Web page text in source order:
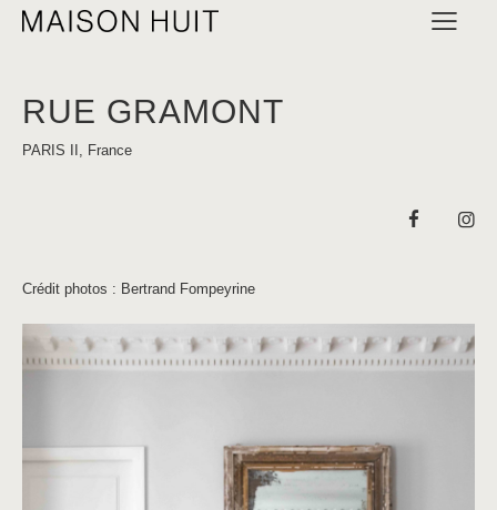
RUE GRAMONT
PARIS II, France
Crédit photos : Bertrand Fompeyrine